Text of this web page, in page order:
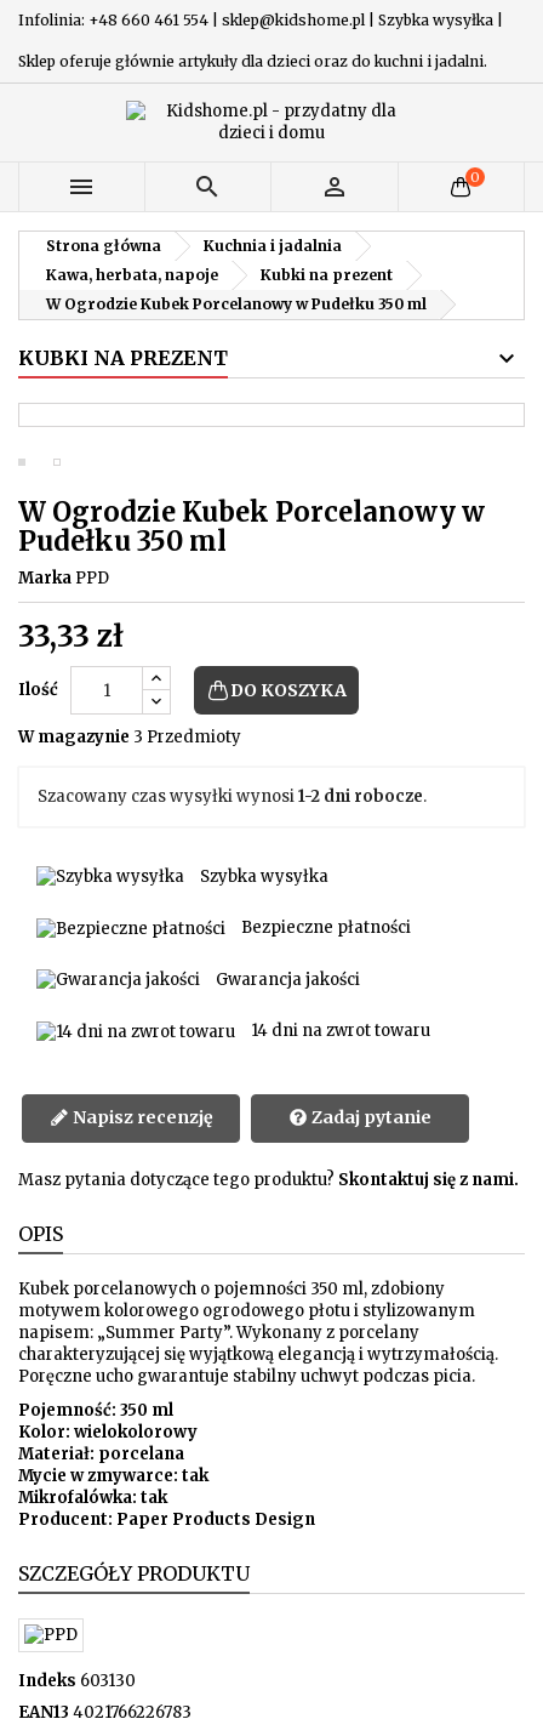
Infolinia: +48 660 461 554 | sklep@kidshome.pl | Szybka wysyłka |
Sklep oferuje głównie artykuły dla dzieci oraz do kuchni i jadalni.
   0
Strona główna
Kuchnia i jadalnia
Kawa, herbata, napoje
Kubki na prezent
W Ogrodzie Kubek Porcelanowy w Pudełku 350 ml
KUBKI NA PREZENT
W Ogrodzie Kubek Porcelanowy w
Pudełku 350 ml
Marka PPD
33,33 zł
Ilość DO KOSZYKA
W magazynie 3 Przedmioty
Szacowany czas wysyłki wynosi1-2 dni robocze.
Szybka wysyłka
Bezpieczne płatności
Gwarancja jakości
14 dni na zwrot towaru
Napisz recenzję Zadaj pytanie
Masz pytania dotyczące tego produktu? Skontaktuj się z nami.
OPIS
Kubek porcelanowych o pojemności 350 ml, zdobiony
motywem kolorowego ogrodowego płotu i stylizowanym
napisem: „Summer Party”. Wykonany z porcelany
charakteryzującej się wyjątkową elegancją i wytrzymałością.
Poręczne ucho gwarantuje stabilny uchwyt podczas picia.
Pojemność: 350 ml
Kolor: wielokolorowy
Materiał: porcelana
Mycie w zmywarce: tak
Mikrofalówka: tak
Producent: Paper Products Design
SZCZEGÓŁY PRODUKTU
Indeks 603130
EAN13 4021766226783